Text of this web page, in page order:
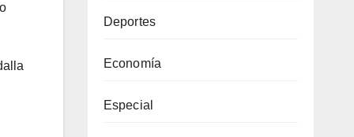
Deportes
Economía
Especial